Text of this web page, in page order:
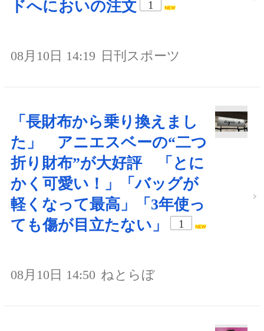
ドへにおいの注文 1
08月10日 14:19 日刊スポーツ
「長財布から乗り換えまし
た」 アニエスベーの“二つ
折り財布”が大好評 「とに
かく可愛い！」「バッグが
軽くなって最高」「3年使っ
ても傷が目立たない」
1
08月10日 14:50 ねとらぼ